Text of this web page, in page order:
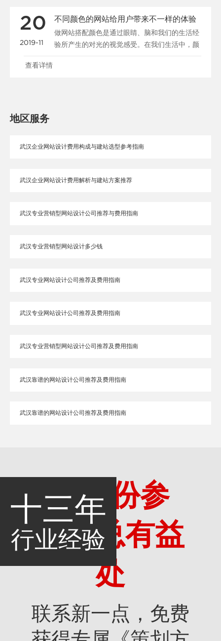
20
2019-11
不同颜色的网站给用户带来不一样的体验
做网站搭配颜色是通过眼睛、脑和我们的生活经
验所产生的对光的视觉感受。在我们生活中，颜
色和人的情绪是密......
查看详情
地区服务
武汉企业网站设计费用构成与建站选型参考指南
武汉企业网站设计费用解析与建站方案推荐
武汉专业营销型网站设计公司推荐与费用指南
武汉专业营销型网站设计多少钱
武汉专业网站设计公司推荐及费用指南
武汉专业网站设计公司推荐及费用指南
武汉专业营销型网站设计公司推荐及费用指南
武汉靠谱的网站设计公司推荐及费用指南
武汉靠谱的网站设计公司推荐及费用指南
十三年
行业经验
多一份参
考，总有益
处
联系新一点，免费